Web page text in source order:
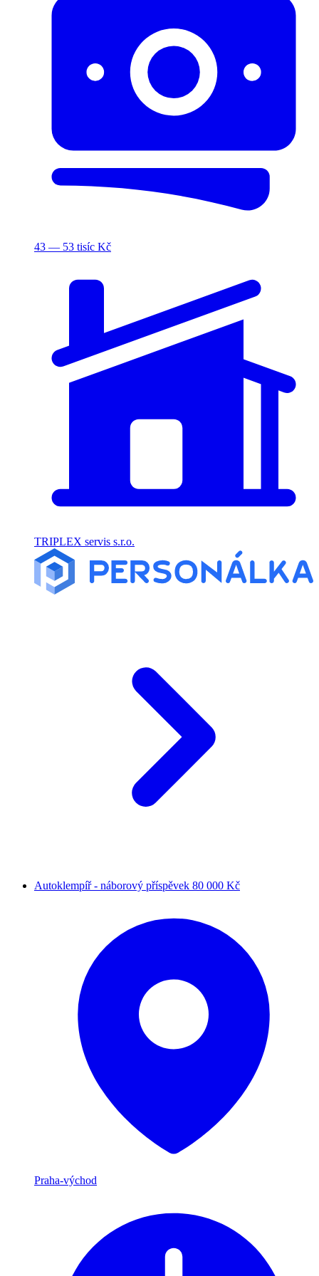
43 — 53 tisíc Kč
TRIPLEX servis s.r.o.
Autoklempíř - náborový příspěvek 80 000 Kč
Praha-východ